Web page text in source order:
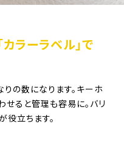
カラーラベル」で
の数になります。キーホ
ると管理も容易に。バリ
役立ちます。